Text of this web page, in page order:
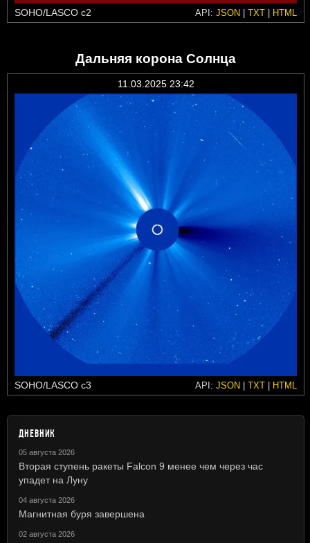
SOHO/LASCO c2 API: JSON | TXT | HTML
Дальняя корона Солнца
11.03.2025 23:42
SOHO/LASCO c3 API: JSON | TXT | HTML
ДНЕВНИК
05 августа 2026
Вторая ступень ракеты Falcon 9 менее чем через час
упадет на Луну
04 августа 2026
Магнитная буря завершена
02 августа 2026